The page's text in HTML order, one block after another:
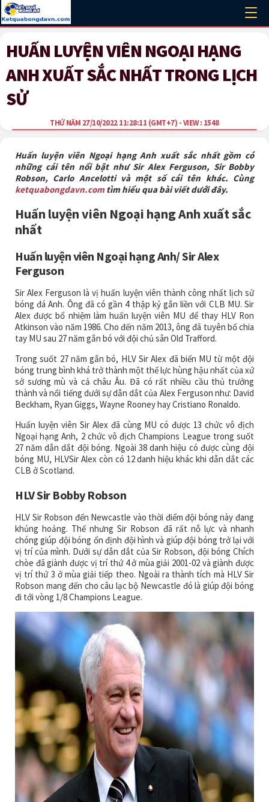
HUẤN LUYỆN VIÊN NGOẠI HẠNG
ANH XUẤT SẮC NHẤT TRONG LỊCH
SỬ
THỨ NĂM 27/10/2022 11:28:11 (GMT+7) - VIEW : 1548
Huấn luyện viên Ngoại hạng Anh xuất sắc nhất gồm có
những cái tên nổi bật như Sir Alex Ferguson, Sir Bobby
Robson, Carlo Ancelotti và một số cái tên khác. Cùng
ketquabongdavn.comtìm hiểu qua bài viết dưới đây.
Huấn luyện viên Ngoại hạng Anh xuất sắc
nhất
Huấn luyện viên Ngoại hạng Anh/ Sir Alex
Ferguson
Sir Alex Ferguson là vị huấn luyện viên thành công nhất lịch sử
bóng đá Anh. Ông đã có gần 4 thập kỷ gắn liền với CLB MU. Sir
Alex được bổ nhiệm làm huấn luyện viên MU để thay HLV Ron
Atkinson vào năm 1986. Cho đến năm 2013, ông đã tuyên bố chia
tay MU sau 27 năm gắn bó với đội chủ sân Old Trafford.
Trong suốt 27 năm gắn bó, HLV Sir Alex đã biến MU từ một đội
bóng trung bình khá trở thành một thế lực hùng hậu nhất của xứ
sở sương mù và cả châu Âu. Đã có rất nhiều cầu thủ trưởng
thành và nổi tiếng dưới sự dẫn dắt của Alex Ferguson như: David
Beckham, Ryan Giggs, Wayne Rooney hay Cristiano Ronaldo.
Huấn luyện viên Sir Alex đã cùng MU có được 13 chức vô địch
Ngoại hạng Anh, 2 chức vô địch Champions League trong suốt
27 năm dẫn dắt đội bóng. Ngoài 38 danh hiệu có được cùng đội
bóng MU, HLVSir Alex còn có 12 danh hiệu khác khi dẫn dắt các
CLB ở Scotland.
HLV Sir Bobby Robson
HLV Sir Robson đến Newcastle vào thời điểm đội bóng này đang
khủng hoảng. Thế nhưng Sir Robson đã rất nỗ lực và nhanh
chóng giúp đội bóng ổn định đội hình và giúp đội bóng trở lại với
vị trí của mình. Dưới sự dẫn dắt của Sir Robson, đội bóng Chích
chòe đã giành được vị trí thứ 4 ở mùa giải 2001-02 và giành được
vị trí thứ 3 ở mùa giải tiếp theo. Ngoài ra thành tích mà HLV Sir
Robson mang đến cho câu lạc bộ Newcastle đó là giúp đội bóng
đi tới vòng 1/8 Champions League.